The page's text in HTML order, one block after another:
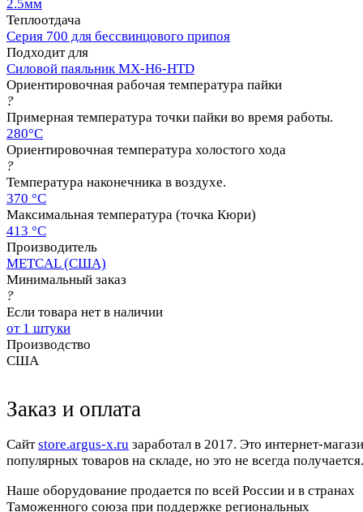
2.5мм
Теплоотдача
Серия 700 для бессвинцового припоя
Подходит для
Силовой паяльник MX-H6-HTD
Ориентировочная рабочая температура пайки
?
Примерная температура точки пайки во время работы.
280°C
Ориентировочная температура холостого хода
?
Температура наконечника в воздухе.
370 °C
Максимальная температура (точка Кюри)
413 °C
Производитель
METCAL (США)
Минимальный заказ
?
Если товара нет в наличии
от 1 штуки
Производство
США
Заказ и оплата
Cайтstore.argus-x.ru заработал в 2017. Это интернет-
популярных товаров на складе, но это не всегда
Наше оборудование продается по всей России и в странах
Таможенного союза при поддержке региональных